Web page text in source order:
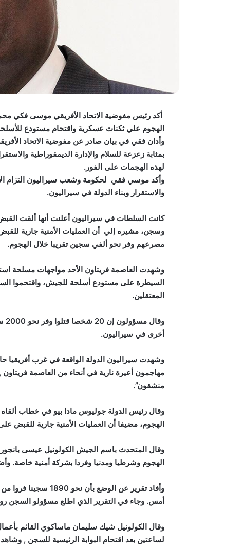
أكد رئيس مفوضية الاتحاد الأفريقي موسى فكي
الهجوم علي ثكنات عسكرية واقتحام مستودع
وأدان فقي في بيان صادر عن مفوضية الاتحاد
بمثابة زعزعة للسلام والإدارة الديمقوراطية
لهذه الهجمات على الفور.
وأكد موسي فقي لحكومة وشعب سيراليون التزام
والاستقرار وبناء الدولة في سيراليون.
كانت السلطات في سيراليون أعلنت أنها ألقت
مصرعهم وفر نحو ألفي سجين تقريبا خلال الهجوم.
وشهدت العاصمة فريتاون الأحد مواجهات مسلحة
السيطرة على مستودع أسلحة للجيش، واقتحموا
المعتقلين.
أخرى في سيراليون.
وشهدت سيراليون الدولة الواقعة في غرب أفريقيا
مهاجمون أعيرة نارية في أنحاء من العاصمة
منشقون”.
وقال رئيس الدولة جوليوس مادا بيو في خطاب
الهجوم، مضيفا أن العمليات الأمنية جارية للقبض
الهجوم وشرطيا ومدنيا وفردا بشركة أمنية خاصة.
وأفاد تقرير عن
أمس. وجاء في التقرير الذي اطلع مسؤولو السجن رويترز
وقال الكولونيل شيك سليمان ماساكوي القائم
لساعتين بعد اقتحام البوابة الرئيسية للسجن ,